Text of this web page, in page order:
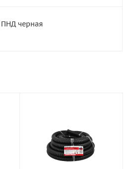
ПНД черная